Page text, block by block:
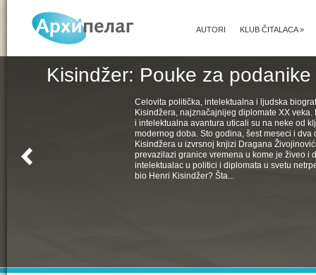
KLUB ČITALACA»
AUTORI
Kisindžer: Pouke za
Celovita politička, intelektualna i ljudska
Kisindžera, najznačajnijeg diplomate XX
i intelektualna avantura uticali su na neke od
modernog doba. Sto godina, šest meseci i dva
Kisindžera u izvrsnoj knjizi Dragana
prevazilazi granice vremena u kome je živeo i
intelektualac u politici i diplomata u svetu
bio Henri Kisindžer? Šta...